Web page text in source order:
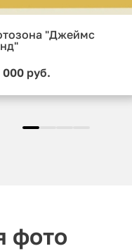
"Джеймс
000 руб.
фото